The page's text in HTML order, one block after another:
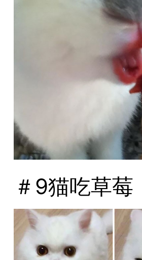
＃9猫吃草莓